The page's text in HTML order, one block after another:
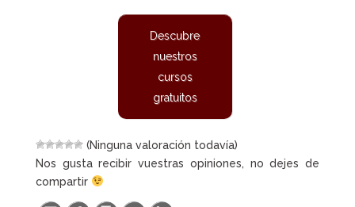
Descubre
nuestros
cursos
gratuitos
(Ninguna valoración todavía)
Nos gusta recibir vuestras opiniones, no dejes de
compartir